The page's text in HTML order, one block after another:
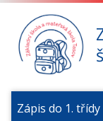
Zápis do 1. třídy